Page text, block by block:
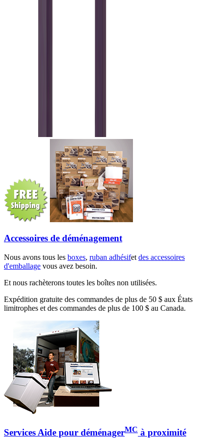
Accessoires de déménagement
Nous avons tous les boxes, ruban adhésifet des accessoires
d'emballage vous avez besoin.
Et nous rachèterons toutes les boîtes non utilisées.
Expédition gratuite des commandes de plus de 50 $ aux États
limitrophes et des commandes de plus de 100 $ au Canada.
Services Aide pour déménagerMC à proximité